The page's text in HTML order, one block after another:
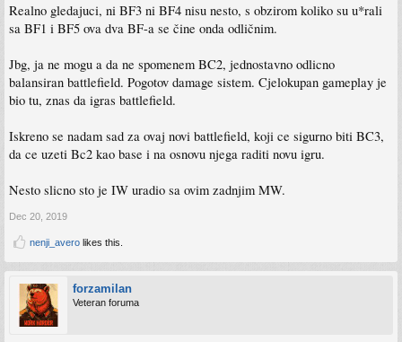
Realno gledajuci, ni BF3 ni BF4 nisu nesto, s obzirom koliko su u*rali
sa BF1 i BF5 ova dva BF-a se čine onda odličnim.
Jbg, ja ne mogu a da ne spomenem BC2, jednostavno odlicno
balansiran battlefield. Pogotov damage sistem. Cjelokupan gameplay je
bio tu, znas da igras battlefield.
Iskreno se nadam sad za ovaj novi battlefield, koji ce sigurno biti BC3,
da ce uzeti Bc2 kao base i na osnovu njega raditi novu igru.
Nesto slicno sto je IW uradio sa ovim zadnjim MW.
Dec 20, 2019
nenji_avero likes this.
forzamilan
Veteran foruma